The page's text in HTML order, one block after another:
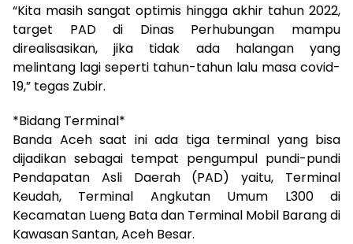
“Kita masih sangat optimis hingga akhir tahun 2022,
target PAD di Dinas Perhubungan mampu
direalisasikan, jika tidak ada halangan yang
melintang lagi seperti tahun-tahun lalu masa covid-
19,” tegas Zubir.
*Bidang Terminal*
Banda Aceh saat ini ada tiga terminal yang bisa
dijadikan sebagai tempat pengumpul pundi-pundi
Pendapatan Asli Daerah (PAD) yaitu, Terminal
Keudah, Terminal Angkutan Umum L300 di
Kecamatan Lueng Bata dan Terminal Mobil Barang di
Kawasan Santan, Aceh Besar.